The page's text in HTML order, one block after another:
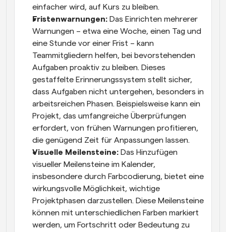
einfacher wird, auf Kurs zu bleiben.
Fristenwarnungen: Das Einrichten mehrerer
Warnungen – etwa eine Woche, einen Tag und
eine Stunde vor einer Frist – kann
Teammitgliedern helfen, bei bevorstehenden
Aufgaben proaktiv zu bleiben. Dieses
gestaffelte Erinnerungssystem stellt sicher,
dass Aufgaben nicht untergehen, besonders in
arbeitsreichen Phasen. Beispielsweise kann ein
Projekt, das umfangreiche Überprüfungen
erfordert, von frühen Warnungen profitieren,
die genügend Zeit für Anpassungen lassen.
Visuelle Meilensteine: Das Hinzufügen
visueller Meilensteine im Kalender,
insbesondere durch Farbcodierung, bietet eine
wirkungsvolle Möglichkeit, wichtige
Projektphasen darzustellen. Diese Meilensteine
können mit unterschiedlichen Farben markiert
werden, um Fortschritt oder Bedeutung zu